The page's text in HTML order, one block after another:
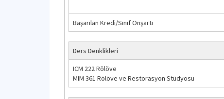
Başarılan Kredi/Sınıf Önşartı
Ders Denklikleri
ICM 222 Rölöve
MIM 361 Rölöve ve Restorasyon Stüdyosu